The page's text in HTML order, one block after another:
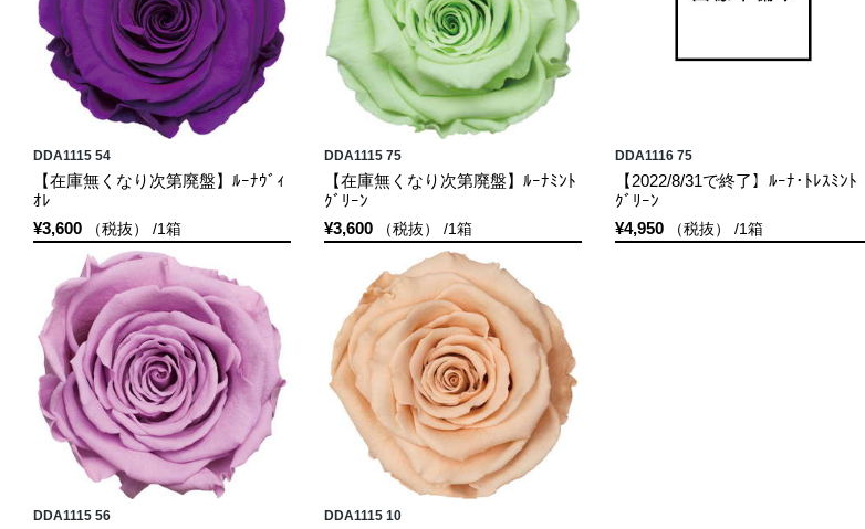
DDA1115 54
【在庫無くなり次第廃盤】ﾙｰﾅｳﾞｨ
ｵﾚ
¥3,600 （税抜） /1箱
DDA1115 75
【在庫無くなり次第廃盤】ﾙｰﾅﾐﾝﾄ
ｸﾞﾘｰﾝ
¥3,600（税抜） /1箱
DDA1116 75
【2022/8/31で終了】ﾙｰﾅ･ﾄﾚｽﾐﾝﾄ
ｸﾞﾘｰﾝ
¥4,950（税抜） /1箱
DDA1115 56 DDA1115 10